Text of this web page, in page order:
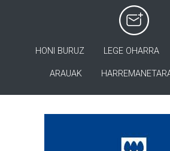
HONI BURUZ LEGE OHARRA
ARAUAK